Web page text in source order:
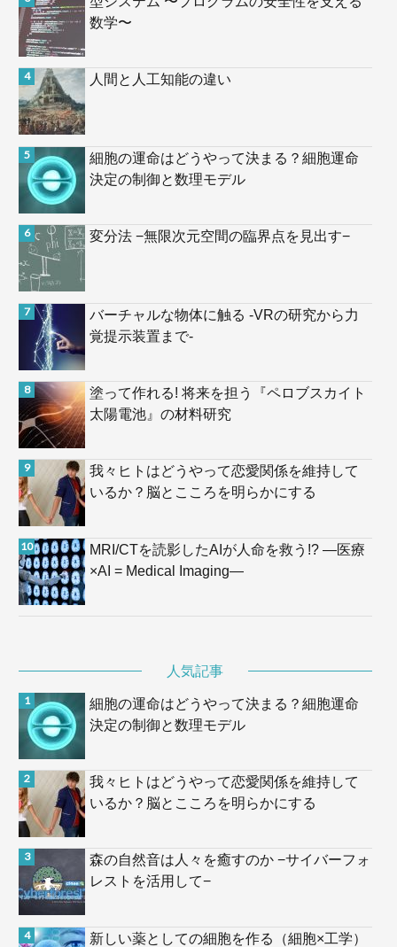
数学〜
人間と人工知能の違い
細胞の運命はどうやって決まる？細胞運命
決定の制御と数理モデル
変分法 −無限次元空間の臨界点を見出す−
バーチャルな物体に触る -VRの研究から力
覚提示装置まで-
塗って作れる! 将来を担う『ペロブスカイト
太陽電池』の材料研究
我々ヒトはどうやって恋愛関係を維持して
いるか？脳とこころを明らかにする
MRI/CTを読影したAIが人命を救う!? —医療
×AI = Medical Imaging—
人気記事
細胞の運命はどうやって決まる？細胞運命
決定の制御と数理モデル
我々ヒトはどうやって恋愛関係を維持して
いるか？脳とこころを明らかにする
森の自然音は人々を癒すのか −サイバーフォ
レストを活用して−
新しい薬としての細胞を作る（細胞×工学）